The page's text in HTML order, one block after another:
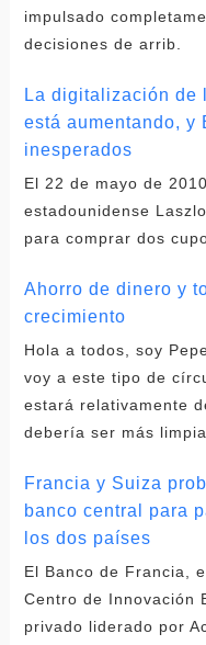
impulsado
decisiones de arrib.
La digitalización de
está aumentando, y
inesperados
El 22 de mayo de
estadounidense
para comprar dos
Ahorro de dinero y
crecimiento
Hola a todos, soy
voy a este tipo de
estará relativamente
debería ser más limpia.
Francia y Suiza
banco central para
los dos países
El Banco de Francia,
Centro de Innovación
privado liderado por